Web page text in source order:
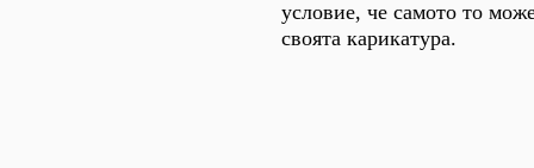
условие, че самото то
своята карикатура.